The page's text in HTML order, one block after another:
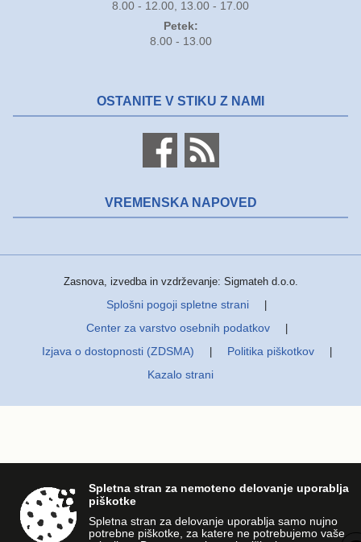
8.00 - 12.00, 13.00 - 17.00
Petek:
8.00 - 13.00
OSTANITE V STIKU Z NAMI
VREMENSKA NAPOVED
Zasnova, izvedba in vzdrževanje: Sigmateh d.o.o.
Splošni pogoji spletne strani
Center za varstvo osebnih podatkov
Izjava o dostopnosti (ZDSMA) Politika piškotkov
Kazalo strani
Spletna stran za nemoteno delovanje uporablja
piškotke
Spletna stran za delovanje uporablja samo nujno
potrebne piškotke, za katere ne potrebujemo vaše